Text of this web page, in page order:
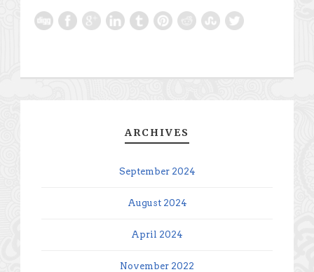
ARCHIVES
September 2024
August 2024
April 2024
November 2022